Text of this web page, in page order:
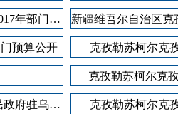
克孜勒苏柯尔克孜自治州住房公积金管理中心2017年部门预算公开
预算公开 克孜勒苏柯尔克
克孜勒苏柯尔克
新疆维吾尔自治区克孜勒苏柯尔克孜自治州人民政府驻乌鲁木齐办事处2017年部门预算公开 克孜勒苏柯尔克